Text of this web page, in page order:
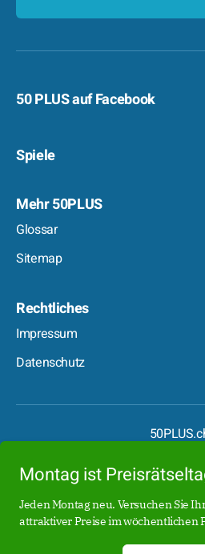
50 PLUS auf Facebook
Spiele
Mehr 50PLUS
Glossar
Sitemap
Rechtliches
Impressum
Datenschutz
Montag ist
Jeden Montag neu. Versuchen Sie
attraktiver Preise im wöchentlichen